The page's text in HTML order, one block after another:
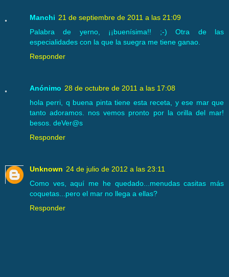
Manchi 21 de septiembre de 2011 a las 21:09
Palabra de yerno, ¡¡buenísima!! ;-) Otra de las
especialidades con la que la suegra me tiene ganao.
Responder
Anónimo 28 de octubre de 2011 a las 17:08
hola perri, q buena pinta tiene esta receta, y ese mar que
tanto adoramos. nos vemos pronto por la orilla del mar!
besos. deVer@s
Responder
Unknown 24 de julio de 2012 a las 23:11
Como ves, aquí me he quedado...menudas casitas más
coquetas...pero el mar no llega a ellas?
Responder